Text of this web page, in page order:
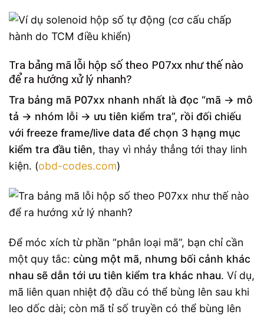
Tra bảng mã lỗi hộp số theo P07xx như thế nào
để ra hướng xử lý nhanh?
Tra bảng mã P07xx nhanh nhất là đọc “mã → mô
tả → nhóm lỗi → ưu tiên kiểm tra”, rồi đối chiếu
với freeze frame/live data để chọn 3 hạng mục
kiểm tra đầu tiên, thay vì nhảy thẳng tới thay linh
kiện. (obd-codes.com)
Để móc xích từ phần “phân loại mã”, bạn chỉ cần
một quy tắc: cùng một mã, nhưng bối cảnh khác
nhau sẽ dẫn tới ưu tiên kiểm tra khác nhau. Ví dụ,
mã liên quan nhiệt độ dầu có thể bùng lên sau khi
leo dốc dài; còn mã tỉ số truyền có thể bùng lên